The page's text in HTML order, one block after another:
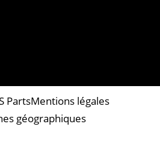
PartsMentions légales
géographiques